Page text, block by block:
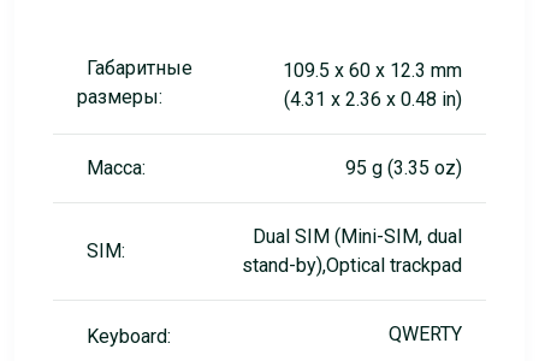
Габаритные
размеры:
109.5 x 60 x 12.3 mm
(4.31 x 2.36 x 0.48 in)
Масса: 95 g (3.35 oz)
SIM:
Dual SIM (Mini-SIM, dual
stand-by),Optical trackpad
Keyboard: QWERTY